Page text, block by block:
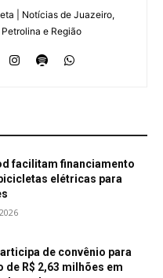
| Notícias de Juazeiro,
Petrolina e Região
facilitam financiamento
elétricas para
de convênio para
de R$ 2,63 milhões em